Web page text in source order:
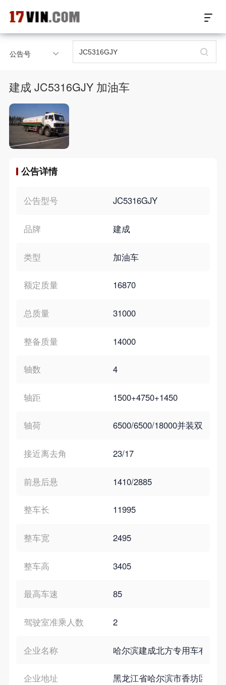
17VIN车架号查询首页
汽配产品车型适配
汽配产品电子目录
微信群智能客服
个性化私人定制
公告号
建成 JC5316GJY 加油车
公告详情
公告型号 JC5316GJY
品牌 建成
类型 加油车
额定质量 16870
总质量 31000
整备质量 14000
轴数 4
轴距 1500+4750+1450
轴荷 6500/6500/18000并装双轴
接近离去角 23/17
前悬后悬 1410/2885
整车长 11995
整车宽 2495
整车高 3405
最高车速 85
驾驶室准乘人数 2
企业名称 哈尔滨建成北方专用车有限
企业地址 黑龙江省哈尔滨市香坊区南